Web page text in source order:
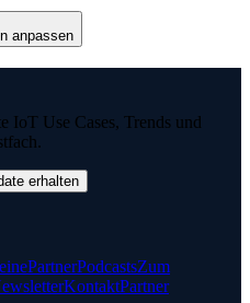
anpassen
IoT Use Cases, Trends und
erhalten
PartnerPodcastsZum
KontaktPartner